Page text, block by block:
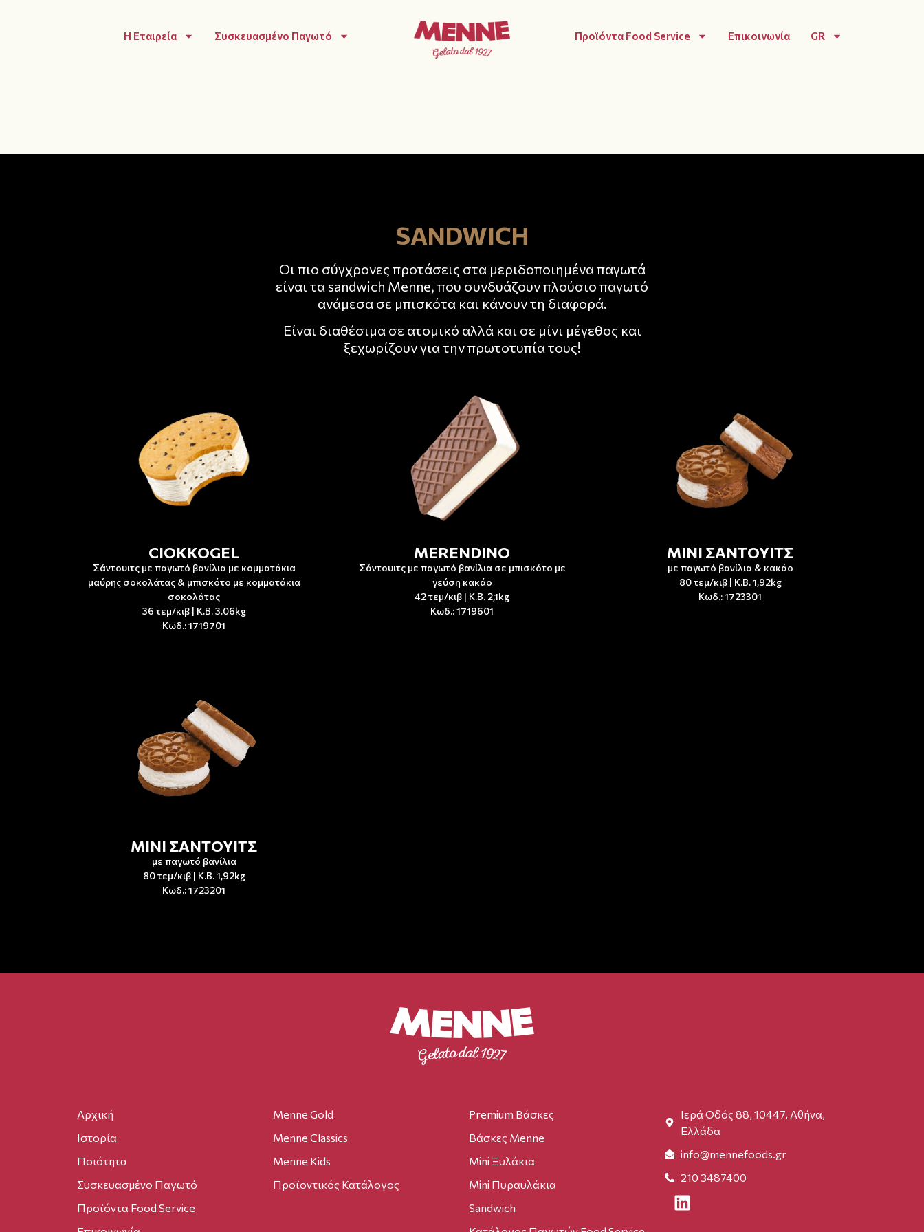
Η Εταιρεία Συσκευασμένο Παγωτό Προϊόντα Food Service Επικοινωνία GR
SANDWICH
Οι πιο σύγχρονες προτάσεις στα μεριδοποιημένα παγωτά
είναι τα sandwich Menne, που συνδυάζουν πλούσιο παγωτό
ανάμεσα σε μπισκότα και κάνουν τη διαφορά.
Είναι διαθέσιμα σε ατομικό αλλά και σε μίνι μέγεθος και
ξεχωρίζουν για την πρωτοτυπία τους!
CIOKKOGEL
Σάντουιτς με παγωτό βανίλια με κομματάκια
μαύρης σοκολάτας & μπισκότο με κομματάκια
σοκολάτας
36 τεμ/κιβ | Κ.Β. 3.06kg
Κωδ.: 1719701
MERENDINO
Σάντουιτς με παγωτό βανίλια σε μπισκότο με
γεύση κακάο
42 τεμ/κιβ | Κ.Β. 2,1kg
Κωδ.: 1719601
ΜΙΝΙ ΣΑΝΤΟΥΙΤΣ
με παγωτό βανίλια & κακάο
80 τεμ/κιβ | Κ.Β. 1,92kg
Κωδ.: 1723301
ΜΙΝΙ ΣΑΝΤΟΥΙΤΣ
με παγωτό βανίλια
80 τεμ/κιβ | Κ.Β. 1,92kg
Κωδ.: 1723201
Αρχική
Ιστορία
Ποιότητα
Συσκευασμένο Παγωτό
Προϊόντα Food Service
Menne Gold
Menne Classics
Menne Kids
Προϊοντικός Κατάλογος
Premium Βάσκες
Βάσκες Menne
Mini Ξυλάκια
Mini Πυραυλάκια
Sandwich
Ιερά Οδός 88, 10447, Αθήνα,
Ελλάδα
info@mennefoods.gr
210 3487400